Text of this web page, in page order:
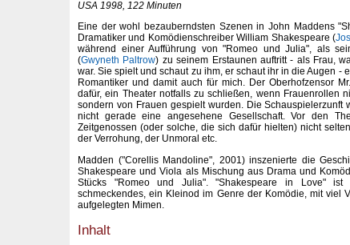
USA 1998, 122 Minuten
Eine der wohl bezauberndsten Szenen in John Maddens
Dramatiker und Komödienschreiber William Shakespeare (
während einer Aufführung von "Romeo und Julia", als
(Gwyneth Paltrow) zu seinem Erstaunen auftritt - als Frau,
war. Sie spielt und schaut zu ihm, er schaut ihr in die Augen -
Romantiker und damit auch für mich. Der Oberhofzensor
dafür, ein Theater notfalls zu schließen, wenn Frauenrollen
sondern von Frauen gespielt wurden. Die Schauspielerzunft
nicht gerade eine angesehene Gesellschaft. Vor den
Zeitgenossen (oder solche, die sich dafür hielten) nicht
der Verrohung, der Unmoral etc.
Madden ("Corellis Mandoline", 2001) inszenierte die
Shakespeare und Viola als Mischung aus Drama und
Stücks "Romeo und Julia". "Shakespeare in Love"
schmeckendes, ein Kleinod im Genre der Komödie, mit viel
aufgelegten Mimen.
Inhalt